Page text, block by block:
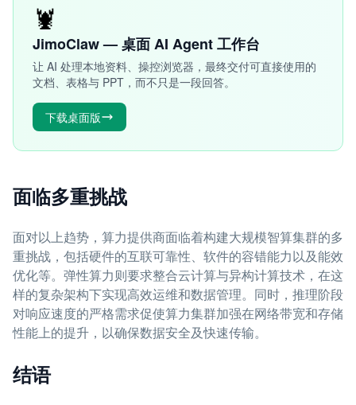
🦞
JimoClaw — 桌面 AI Agent 工作台
让 AI 处理本地资料、操控浏览器，最终交付可直接使用的
文档、表格与 PPT，而不只是一段回答。
下载桌面版
面临多重挑战
面对以上趋势，算力提供商面临着构建大规模智算集群的多
重挑战，包括硬件的互联可靠性、软件的容错能力以及能效
优化等。弹性算力则要求整合云计算与异构计算技术，在这
样的复杂架构下实现高效运维和数据管理。同时，推理阶段
对响应速度的严格需求促使算力集群加强在网络带宽和存储
性能上的提升，以确保数据安全及快速传输。
结语